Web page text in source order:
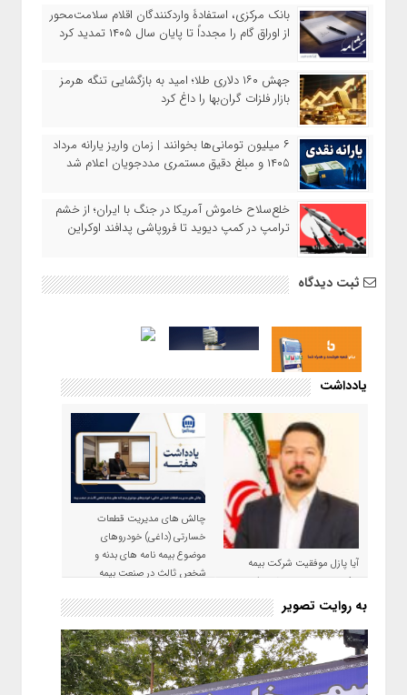
بانک مرکزی، استفادۀ واردکنندگان اقلام سلامت‌محور
از اوراق گام را مجدداً تا پایان سال ۱۴۰۵ تمدید کرد
جهش ۱۶۰ دلاری طلا؛ امید به بازگشایی تنگه هرمز
بازار فلزات گران‌بها را داغ کرد
۶ میلیون تومانی‌ها بخوانند | زمان واریز یارانه مرداد
۱۴۰۵ و مبلغ دقیق مستمری مددجویان اعلام شد
خلع‌سلاح خاموش آمریکا در جنگ با ایران؛ از خشم
ترامپ در کمپ دیوید تا فروپاشی پدافند اوکراین
ثبت دیدگاه
یادداشت
آیا پازل موفقیت شرکت بیمه
حکمت صبا در سال ۱۴۰۵ کامل می
شود؟!
چالش های مدیریت قطعات
خسارتی (داغی) خودروهای
موضوع بیمه نامه های بدنه و
شخص ثالث در صنعت بیمه
به روایت تصویر